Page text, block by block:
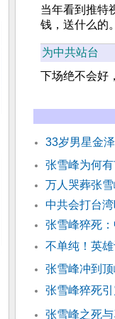
当年看到推特
钱，送什么的
为中共站台
下场绝不会好
33岁男星金
张雪峰为何
万人哭葬张
中共会打台
张雪峰猝死
不单纯！英
张雪峰冲到
张雪峰猝死
张雪峰之死与